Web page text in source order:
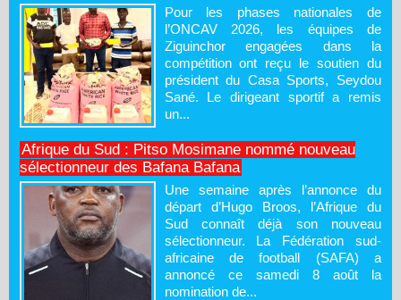
Pour les phases nationales de
l’ONCAV 2026, les équipes de
Ziguinchor engagées dans la
compétition ont reçu le soutien du
président du Casa Sports, Seydou
Sané. Le dirigeant sportif a remis
un...
Afrique du Sud : Pitso Mosimane nommé nouveau
sélectionneur des Bafana Bafana
Une semaine après l’annonce du
départ d’Hugo Broos, l’Afrique du
Sud connaît déjà son nouveau
sélectionneur. La Fédération sud-
africaine de football (SAFA) a
annoncé ce samedi 8 août la
nomination de...